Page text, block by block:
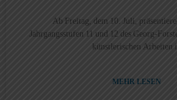
Ab Freitag, dem 10. Juli,
Jahrgangsstufen 11 und 12 des Georg-
künstlerischen Arbeiten
MEHR LESEN